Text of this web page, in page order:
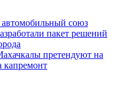
союз
пакет решений
претендуют на
капремонт